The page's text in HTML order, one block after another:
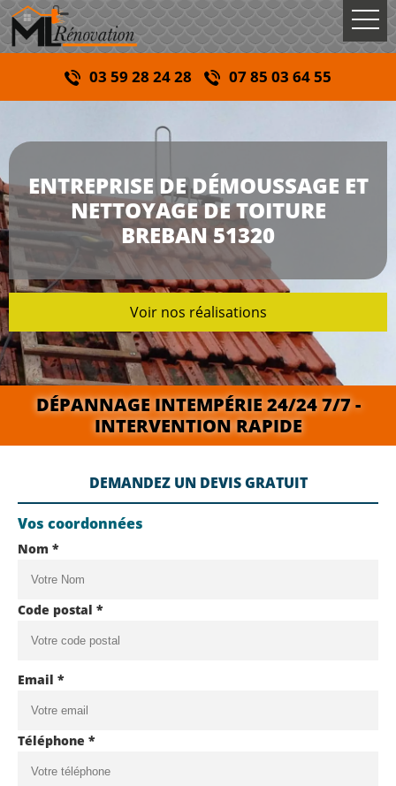
03 59 28 24 28 07 85 03 64 55
ENTREPRISE DE DÉMOUSSAGE ET
NETTOYAGE DE TOITURE
BREBAN 51320
Voir nos réalisations
DÉPANNAGE INTEMPÉRIE 24/24 7/7 -
INTERVENTION RAPIDE
DEMANDEZ UN DEVIS GRATUIT
Vos coordonnées
Nom *
Code postal *
Email *
Téléphone *